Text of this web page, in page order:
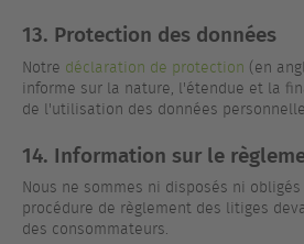
13. Protection des données
Notre déclaration de protection (en
informe sur la nature, l'étendue et la
de l'utilisation des données
14. Information sur le
Nous ne sommes ni disposés ni
procédure de règlement des litiges
des consommateurs.